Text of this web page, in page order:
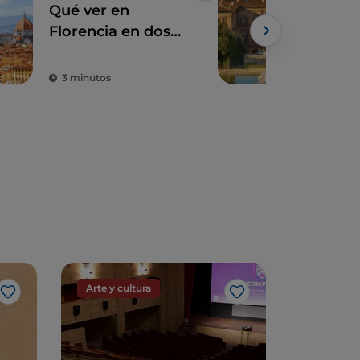
Qué ver en
Florencia en dos
3 minutos
Me gusta
Arte y cultura
Me gusta